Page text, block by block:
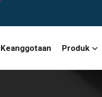
Keanggotaan Produk